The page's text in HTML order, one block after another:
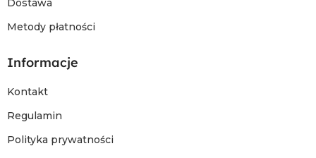
Dostawa
Metody płatności
Informacje
Kontakt
Regulamin
Polityka prywatności